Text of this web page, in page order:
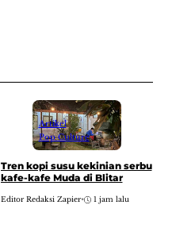
Artikel
Pop Culture
Tren kopi susu kekinian serbu
kafe-kafe Muda di Blitar
Editor Redaksi Zapier• 1 jam lalu